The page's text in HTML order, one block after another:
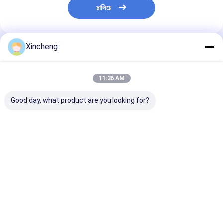
চালিয়ে
প্রস্তাবিত পণ্য
Xincheng
11:36 AM
Good day, what product are you looking for?